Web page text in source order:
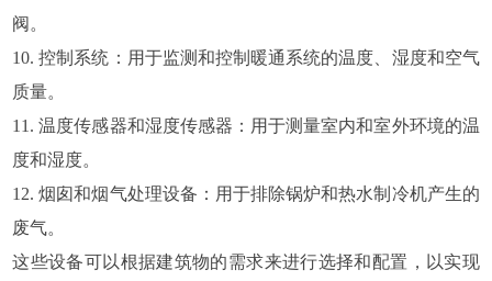
阀。
10. 控制系统：用于监测和控制暖通系统的温度、湿度和空气
质量。
11. 温度传感器和湿度传感器：用于测量室内和室外环境的温
度和湿度。
12. 烟囱和烟气处理设备：用于排除锅炉和热水制冷机产生的
废气。
这些设备可以根据建筑物的需求来进行选择和配置，以实现